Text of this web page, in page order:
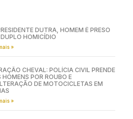
DUTRA, HOMEM É PRESO
HOMICÍDIO
»
CHEVAL: POLÍCIA CIVIL PRENDE
HOMENS POR ROUBO E
DE MOTOCICLETAS EM
»